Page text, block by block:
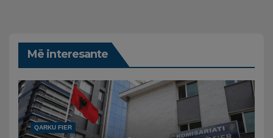
Më interesante
QARKU FIER